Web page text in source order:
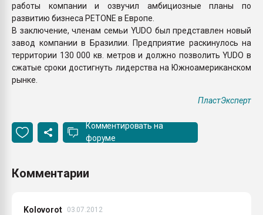
работы компании и озвучил амбициозные планы по
развитию бизнеса PETONE в Европе.
В заключение, членам семьи YUDO был представлен новый
завод компании в Бразилии. Предприятие раскинулось на
территории 130 000 кв. метров и должно позволить YUDO в
сжатые сроки достигнуть лидерства на Южноамериканском
рынке.
ПластЭксперт
Комментировать на
форуме
Комментарии
Kolovorot
03.07.2012